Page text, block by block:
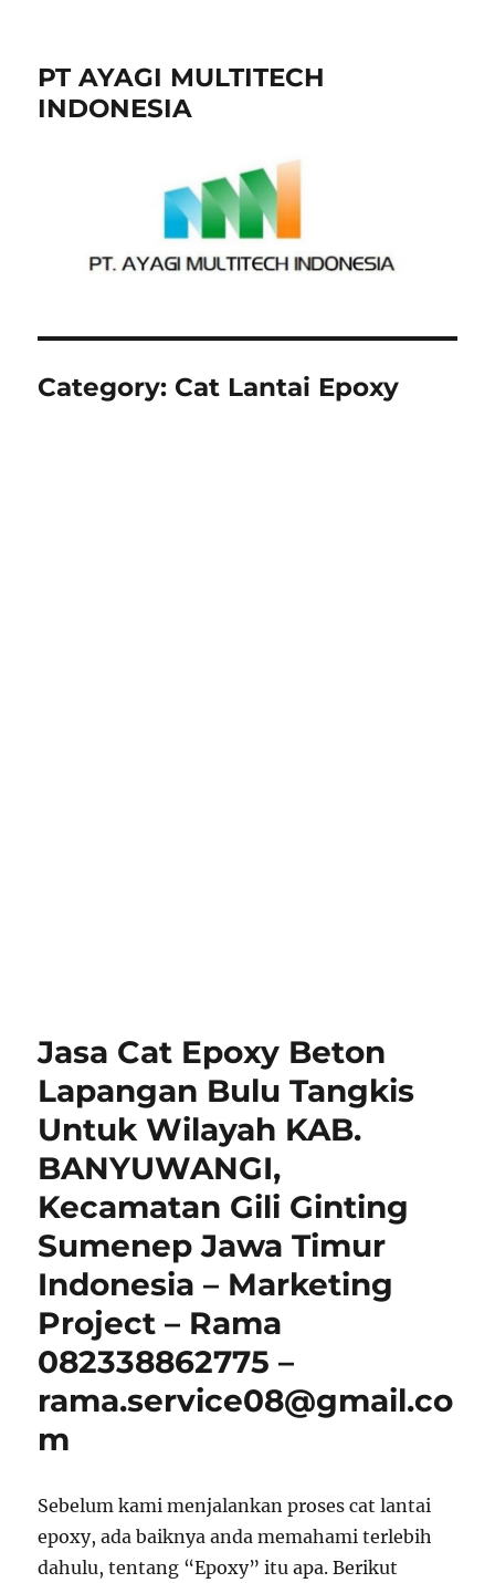
PT AYAGI MULTITECH
INDONESIA
Category: Cat Lantai Epoxy
Jasa Cat Epoxy Beton
Lapangan Bulu Tangkis
Untuk Wilayah KAB.
BANYUWANGI,
Kecamatan Gili Ginting
Sumenep Jawa Timur
Indonesia – Marketing
Project – Rama
082338862775 –
rama.service08@gmail.co
m
Sebelum kami menjalankan proses cat lantai
epoxy, ada baiknya anda memahami terlebih
dahulu, tentang “Epoxy” itu apa. Berikut